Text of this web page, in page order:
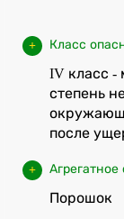
Класс
IV класс -
степень
после
Порошок